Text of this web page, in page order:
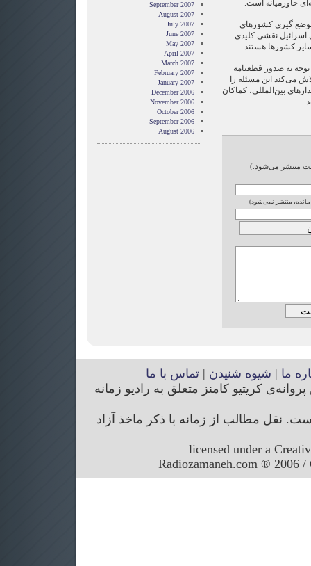
خاورمیانه است.
گیری کشورهای
اسرائیل نقشی کلیدی
کشورها هستند.
به صدور قطعنامه
می‌کند این مسئله را
بین‌المللی، کماکان
منتشر می‌شود.)
مانده، منتشر نمی‌شود)
September 2007
August 2007
July 2007
June 2007
May 2007
April 2007
March 2007
February 2007
January 2007
December 2006
November 2006
October 2006
September 2006
August 2006
ما | شیوه شنیدن |تماس با ما
کریتیو کامنز متعلق به رادیو زمانه
نقل مطالب از زمانه با ذکر ماخذ آزاد
licensed under a